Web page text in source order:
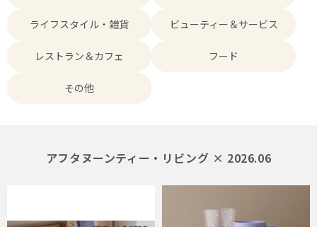
ライフスタイル・雑貨 ビューティー＆サービス
レストラン＆カフェ フード
その他
アフタヌーンティー・リビング × 2026.06